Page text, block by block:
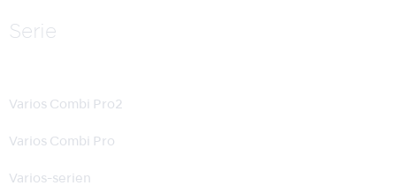
Serie
Varios Combi Pro2
Varios Combi Pro
Varios-serien